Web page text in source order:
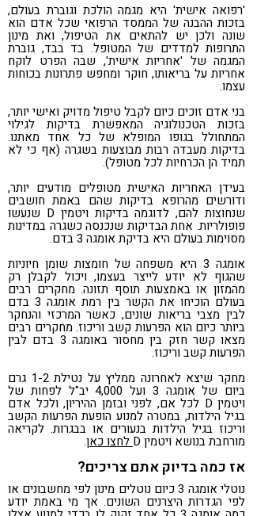
'רפואה אישית' היא מגמה הולכת וגוברת בעולם,
בזכות ההבנה של הממסד הרפואי שכל אדם הוא
שונה ולכן יש להתאים את הטיפול, ואת מינון
התרופות למדדים של המטופל. בד בבד, גוברת
המגמה של 'אחריות אישית', שבה הפרט לוקח
אחריות על בריאותו, חוקר ומחפש פתרונות בכוחות
עצמו.
בני אדם זוכים כיום לקבל טיפול מדויק ואישי יותר,
בזכות הטכנולוגיה המאפשרת בדיקות לגילוי
המתחולל בגופו המופלא של כל אחד מאתנו.
בדיקות מעבדה רבות מבוצעות בשגרה (אף כי לא
תמיד הן הכרחיות לכל מטופל).
בעידן האחריות האישית מטופלים מודעים יותר,
ודורשים מהרופא בדיקות שהם באמת חושבים
שנחוצות להם, לדוגמה בדיקות ויטמין D שנעשו
פופולריות. אחת הבדיקות שנכנסה כשגרה במדינות
מסוימות בעולם היא בדיקת אומגה 3 בדם.
אומגה 3 היא משפחה של חומצות שומן חיוניות
שהגוף לא יודע לייצר בעצמו, ויכול לקבלן רק
מהמזון או באמצעות תוסף תזונה. מחקרים רבים
בעולם הוכיחו את הקשר בין רמת אומגה 3 בדם
לבין מצבי בריאות שונים, כאשר המרכזי והנחקר
ביותר כיום הוא הפרעות קשב וריכוז. מחקרים רבים
מצאו קשר חזק בין מחסור באומגה 3 בדם לבין
הפרעות קשב וריכוז.
מחקר שיצא לאחרונה ממליץ על נטילת 1-2 גרם
ביום של אומגה 3 ועל 4,000 יב"ל לפחות של
ויטמין D לכל אם, לפני ובזמן ההיריון, ולכל אדם
בגיל הילדות, במטרה למנוע הופעת הפרעות הקשב
וריכוז בגיל הילדות בנעורים או בבגרות. לקריאה
מורחבת בנושא ויטמין D לחצו כאן.
אז כמה בדיוק אתם צריכים?
נוטלי אומגה 3 כיום נוטלים מינון לפי מחשבונים או
לפי הגדרות היצרנים השונים. אך מי באמת יודע